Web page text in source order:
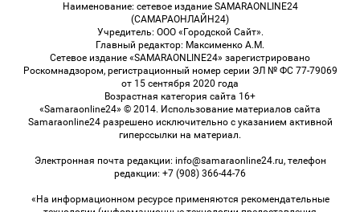
Наименование: сетевое издание SAMARAONLINE24
(САМАРАОНЛАЙН24)
Учредитель: ООО «Городской Сайт».
Главный редактор: Максименко А.М.
Сетевое издание «SAMARAONLINE24» зарегистрировано
Роскомнадзором, регистрационный номер серии ЭЛ № ФС 77-79069
от 15 сентября 2020 года
Возрастная категория сайта 16+
«Samaraonline24» © 2014. Использование материалов сайта
Samaraonline24 разрешено исключительно с указанием активной
гиперссылки на материал.
Электронная почта редакции: info@samaraonline24.ru, телефон
редакции: +7 (908) 366-44-76
«На информационном ресурсе применяются рекомендательные